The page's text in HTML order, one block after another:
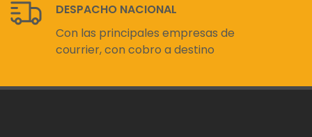
DESPACHO NACIONAL
Con las principales empresas de
courrier, con cobro a destino